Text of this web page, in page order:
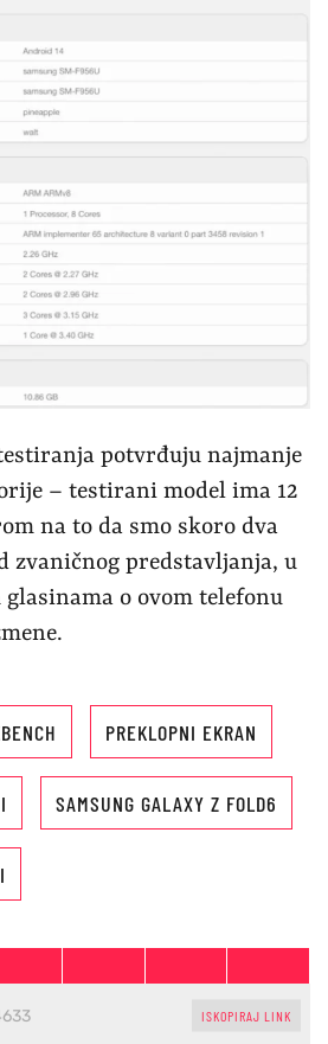
potvrđuju najmanje
– testirani model ima 12
na to da smo skoro dva
zvaničnog predstavljanja, u
o ovom telefonu
PREKLOPNI EKRAN
SAMSUNG GALAXY Z FOLD6
ISKOPIRAJ LINK